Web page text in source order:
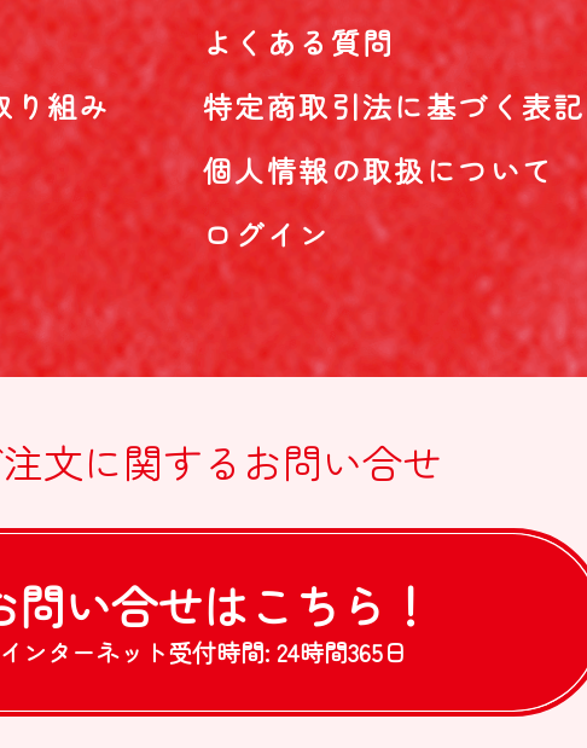
り組み
よくある質問
特定商取引法に基づく表記
個人情報の取扱について
ログイン
文に関する お問い合せ
問い合せはこちら！
インターネット受付時間: 24時間365日